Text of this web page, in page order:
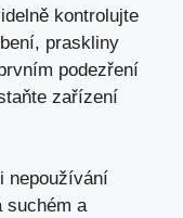
kontrolujte
praskliny
podezření
zařízení
nepoužívání
suchém a